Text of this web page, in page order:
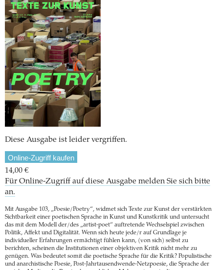
Diese Ausgabe ist leider vergriffen.
Online-Zugriff kaufen
14,00 €
Für Online-Zugriff auf diese Ausgabe melden Sie sich bitte
an.
Mit Ausgabe 103, „Poesie/Poetry“, widmet sich Texte zur Kunst der verstärkten
Sichtbarkeit einer poetischen Sprache in Kunst und Kunstkritik und untersucht
das mit dem Modell der/des „artist-poet“ auftretende Wechselspiel zwischen
Politik, Affekt und Digitalität. Wenn sich heute jede/r auf Grundlage je
individueller Erfahrungen ermächtigt fühlen kann, (von sich) selbst zu
berichten, scheinen die Institutionen einer objektiven Kritik nicht mehr zu
genügen. Was bedeutet somit die poetische Sprache für die Kritik? Populistische
und anarchistische Poesie, Post-Jahrtausendwende-Netzpoesie, die Sprache der